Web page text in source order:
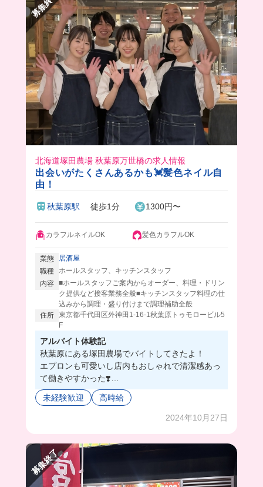
北海道塚田農場 秋葉原万世橋の求人情報
出会いがたくさんあるかも💓髪色ネイル自
由！
秋葉原駅 徒歩1分 1300円〜
カラフルネイルOK 髪色カラフルOK
業態
居酒屋
職種
ホールスタッフ、キッチンスタッフ
内容 ■ホールスタッフご案内からオーダー、料理・ドリン
ク提供など接客業務全般■キッチンスタッフ料理の仕
込みから調理・盛り付けまで調理補助全般
住所 東京都千代田区外神田1-16-1秋葉原トゥモロービル5
F
アルバイト体験記
秋葉原にある塚田農場でバイトしてきたよ！
エプロンも可愛いし店内もおしゃれで清潔感あっ
て働きやすかった❣️
店内は134席もあるから、同時に働く人数が多く
て必然的に友達ができちゃう🥹💗
働いている人もみんな優しくて温かかったよーう
未経験歓迎 高時給
2024年10月27日
募集終了